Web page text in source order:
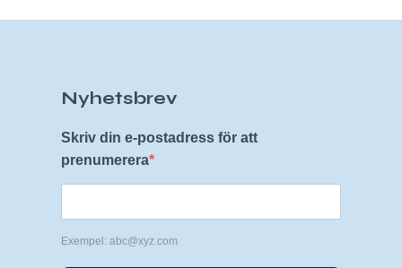
Nyhetsbrev
Skriv din e-postadress för att
prenumerera
Exempel: abc@xyz.com